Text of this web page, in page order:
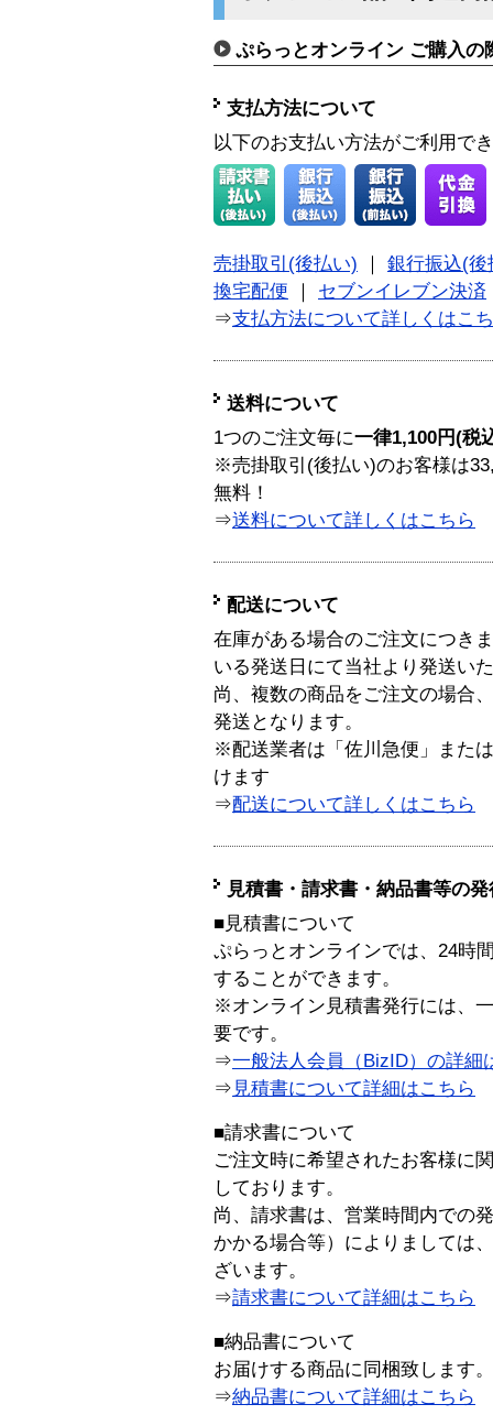
ぷらっとオンライン ご購入の
支払方法について
以下のお支払い方法がご利用で
売掛取引(後払い)
銀行振込(後
換宅配便
セブンイレブン決済
⇒支払方法について詳しくはこ
送料について
1つのご注文毎に一律1,100円(税
※売掛取引(後払い)のお客様は
無料！
⇒送料について詳しくはこちら
配送について
在庫がある場合のご注文につき
いる発送日にて当社より発送い
尚、複数の商品をご注文の場合
発送となります。
※配送業者は「佐川急便」また
けます
⇒配送について詳しくはこちら
見積書・請求書・納品書等の
■見積書について
ぷらっとオンラインでは、24時
することができます。
※オンライン見積書発行には、
要です。
⇒一般法人会員（BizID）の詳細
⇒ 見積書について詳細はこちら
■請求書について
ご注文時に希望されたお客様に
しております。
尚、請求書は、営業時間内での
かかる場合等）によりましては
ざいます。
⇒請求書について詳細はこちら
■納品書について
お届けする商品に同梱致します。
⇒納品書について詳細はこちら